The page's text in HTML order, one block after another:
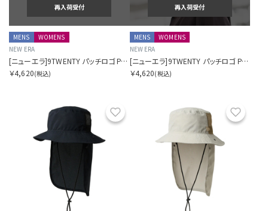
再入荷受付
MENS
WOMENS
NEW ERA
[ニューエラ]9TWENTY パッチロゴ Patch Logo ライトネイビー
￥4,620(税込)
再入荷受付
MENS
WOMENS
NEW ERA
[ニューエラ]9TWENTY パッチロゴ Patch Logo ライトブロンズ
￥4,620(税込)
お気に入り